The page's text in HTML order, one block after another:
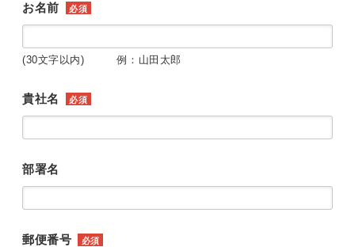
お名前 必須
(30文字以内) 例：山田太郎
貴社名 必須
部署名
郵便番号 必須